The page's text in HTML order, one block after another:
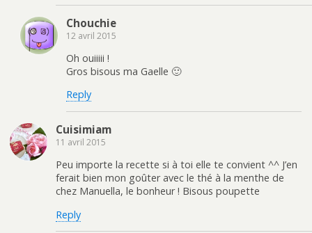
Chouchie
12 avril 2015
Oh ouiiiii !
Gros bisous ma Gaelle 🙂
Reply
Cuisimiam
11 avril 2015
Peu importe la recette si à toi elle te convient ^^ J’en
ferait bien mon goûter avec le thé à la menthe de
chez Manuella, le bonheur ! Bisous poupette
Reply